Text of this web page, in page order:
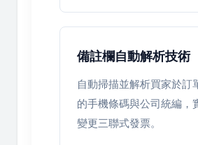
備註欄自動解析技術
自動掃描並解析買家於訂
的手機條碼與公司統編，
變更三聯式發票。